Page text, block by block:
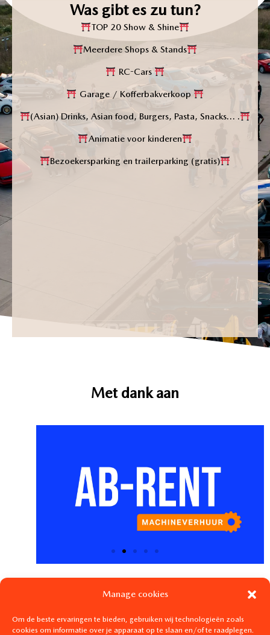
Manage cookies
Om de beste ervaringen te bieden, gebruiken wij technologieën zoals
cookies om informatie over je apparaat op te slaan en/of te raadplegen.
Was gibt es zu tun?
TOP 20 Show & Shine
Meerdere Shops & Stands
RC-Cars
Garage / Kofferbakverkoop
(Asian) Drinks, Asian food, Burgers, Pasta, Snacks… .
Animatie voor kinderen
Bezoekersparking en trailerparking (gratis)
Met dank aan